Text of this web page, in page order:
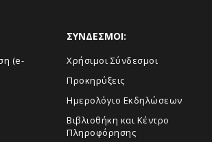
(e-
ΣΥΝΔΕΣΜΟΙ:
Χρήσιμοι Σύνδεσμοι
Προκηρύξεις
Ημερολόγιο Εκδηλώσεων
Βιβλιοθήκη και Κέντρο
Πληροφόρησης